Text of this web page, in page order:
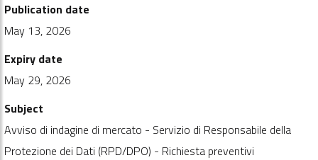
Publication date
May 13, 2026
Expiry date
May 29, 2026
Subject
Avviso di indagine di mercato - Servizio di Responsabile della
Protezione dei Dati (RPD/DPO) - Richiesta preventivi